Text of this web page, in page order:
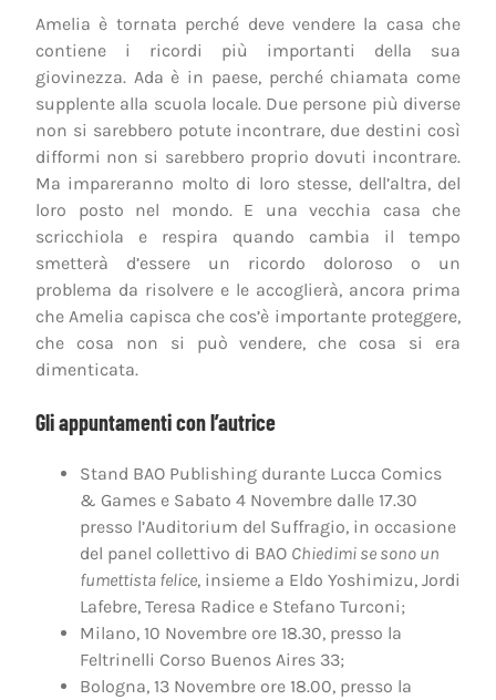
Amelia è tornata perché deve vendere la casa che
contiene i ricordi più importanti della sua
giovinezza. Ada è in paese, perché chiamata come
supplente alla scuola locale. Due persone più diverse
non si sarebbero potute incontrare, due destini così
difformi non si sarebbero proprio dovuti incontrare.
Ma impareranno molto di loro stesse, dell’altra, del
loro posto nel mondo. E una vecchia casa che
scricchiola e respira quando cambia il tempo
smetterà d’essere un ricordo doloroso o un
problema da risolvere e le accoglierà, ancora prima
che Amelia capisca che cos’è importante proteggere,
che cosa non si può vendere, che cosa si era
dimenticata.
Gli appuntamenti con l’autrice
Stand BAO Publishing durante Lucca Comics
& Games e Sabato 4 Novembre dalle 17.30
presso l’Auditorium del Suffragio, in occasione
del panel collettivo di BAO Chiedimi se sono un
fumettista felice, insieme a Eldo Yoshimizu, Jordi
Lafebre, Teresa Radice e Stefano Turconi;
Milano, 10 Novembre ore 18.30, presso la
Feltrinelli Corso Buenos Aires 33;
Bologna, 13 Novembre ore 18.00, presso la